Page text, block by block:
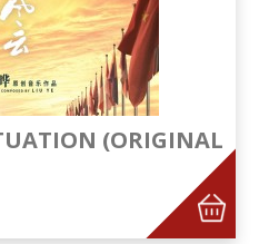
(ORIGINAL